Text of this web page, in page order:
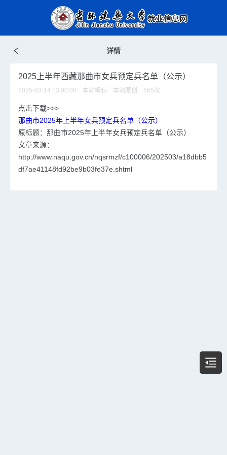
详情
2025上半年西藏那曲市女兵预定兵名单（公示）
2025-03-14 13:00:00 本站编辑 本站原创 565次
点击下载>>>
那曲市2025年上半年女兵预定兵名单（公示）
原标题：那曲市2025年上半年女兵预定兵名单（公示）
文章来源：
http://www.naqu.gov.cn/nqsrmzf/c100006/202503/a18dbb5
df7ae41148fd92be9b03fe37e.shtml